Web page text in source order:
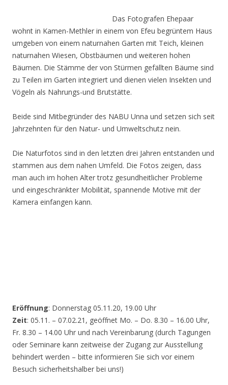
Das Fotografen Ehepaar
wohnt in Kamen-Methler in einem von Efeu begrüntem Haus
umgeben von einem naturnahen Garten mit Teich, kleinen
naturnahen Wiesen, Obstbäumen und weiteren hohen
Bäumen. Die Stämme der von Stürmen gefällten Bäume sind
zu Teilen im Garten integriert und dienen vielen Insekten und
Vögeln als Nahrungs-und Brutstätte.
Beide sind Mitbegründer des NABU Unna und setzen sich seit
Jahrzehnten für den Natur- und Umweltschutz nein.
Die Naturfotos sind in den letzten drei Jahren entstanden und
stammen aus dem nahen Umfeld. Die Fotos zeigen, dass
man auch im hohen Alter trotz gesundheitlicher Probleme
und eingeschränkter Mobilität, spannende Motive mit der
Kamera einfangen kann.
Eröffnung: Donnerstag 05.11.20, 19.00 Uhr
Zeit: 05.11. – 07.02.21, geöffnet Mo. – Do. 8.30 – 16.00 Uhr,
Fr. 8.30 – 14.00 Uhr und nach Vereinbarung (durch Tagungen
oder Seminare kann zeitweise der Zugang zur Ausstellung
behindert werden – bitte informieren Sie sich vor einem
Besuch sicherheitshalber bei uns!)